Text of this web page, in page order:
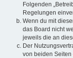
Folgenden
Regelungen
Wenn du mit
das Board nicht
jeweils die an
Der
von beiden